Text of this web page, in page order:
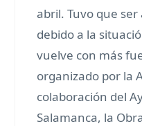
abril. Tuvo que
debido a la
vuelve con más
organizado por la
colaboración del
Salamanca, la